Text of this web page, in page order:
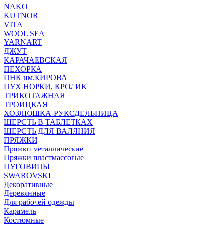
NAKO
KUTNOR
VITA
WOOL SEA
YARNART
ДЖУТ
КАРАЧАЕВСКАЯ
ПЕХОРКА
ПНК им.КИРОВА
ПУХ НОРКИ, КРОЛИК
ТРИКОТАЖНАЯ
ТРОИЦКАЯ
ХОЗЯЮШКА-РУКОДЕЛЬНИЦА
ШЕРСТЬ В ТАБЛЕТКАХ
ШЕРСТЬ ДЛЯ ВАЛЯНИЯ
ПРЯЖКИ
Пряжки металлические
Пряжки пластмассовые
ПУГОВИЦЫ
SWAROVSKI
Декоративные
Деревянные
Для рабочей одежды
Карамель
Костюмные